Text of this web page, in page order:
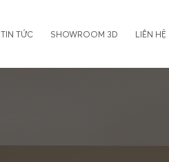
TIN TỨC SHOWROOM 3D LIÊN HỆ